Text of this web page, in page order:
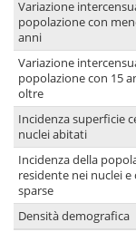
Variazione
popolazione con
anni
Variazione
popolazione con 15
oltre
Incidenza superficie
nuclei abitati
Incidenza della
residente nei nuclei e
sparse
Densità demografica